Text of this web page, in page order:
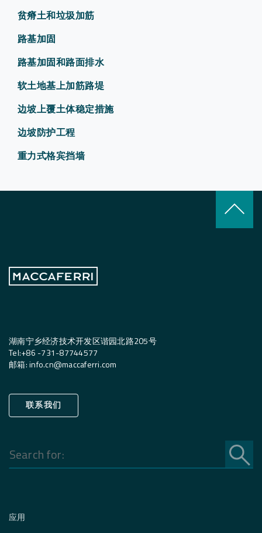
贫瘠土和垃圾加筋
路基加固
路基加固和路面排水
软土地基上加筋路堤
边坡上覆土体稳定措施
边坡防护工程
重力式格宾挡墙
keyboard_arrow_up
湖南宁乡经济技术开发区谐园北路205号
Tel:+86 -731-87744577
邮箱:info.cn@maccaferri.com
联系我们
Search
for:
应用